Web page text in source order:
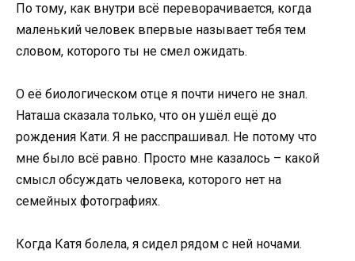
По тому, как внутри всё переворачивается, когда
маленький человек впервые называет тебя тем
словом, которого ты не смел ожидать.
О её биологическом отце я почти ничего не знал.
Наташа сказала только, что он ушёл ещё до
рождения Кати. Я не расспрашивал. Не потому что
мне было всё равно. Просто мне казалось – какой
смысл обсуждать человека, которого нет на
семейных фотографиях.
Когда Катя болела, я сидел рядом с ней ночами.